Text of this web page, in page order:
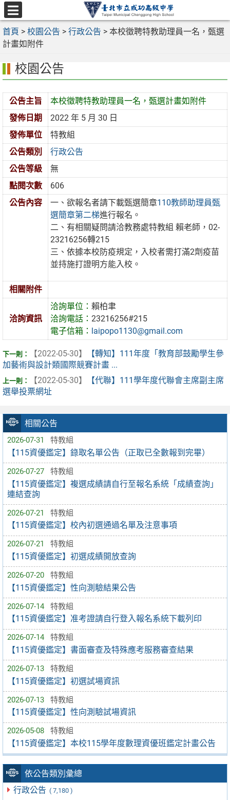
跳
至
主
要
區
選
單
首頁 > 校園公告 > 行政公告 > 本校徵聘特教助理員一名，甄選
計畫如附件
相關公告
2026-07-31 特教組
【115資優鑑定】錄取名單公告（正取已全數報到完畢）
2026-07-27 特教組
【115資優鑑定】複選成績請自行至報名系統「成績查詢」
連結查詢
2026-07-21 特教組
【115資優鑑定】校內初選通過名單及注意事項
2026-07-21 特教組
【115資優鑑定】初選成績開放查詢
2026-07-20 特教組
【115資優鑑定】性向測驗結果公告
2026-07-14 特教組
【115資優鑑定】准考證請自行登入報名系統下載列印
2026-07-14 特教組
【115資優鑑定】書面審查及特殊應考服務審查結果
2026-07-13 特教組
【115資優鑑定】初選試場資訊
2026-07-13 特教組
【115資優鑑定】性向測驗試場資訊
2026-05-08 特教組
【115資優鑑定】本校115學年度數理資優班鑑定計畫公告
依公告類別彙總
行政公告 ( 7,180 )
校園公告
公告主旨
本校徵聘特教助理員一名，甄選計畫如附件
發佈日期
2022 年 5 月 30 日
發佈單位
特教組
公告類別
行政公告
公告等級
無
點閱次數
606
公告內容
一、欲報名者請下載甄選簡章110教師助理員甄
選簡章第二梯進行報名。
二、有相關疑問請洽教務處特教組 賴老師，02-
23216256轉215
三、依據本校防疫規定，入校者需打滿2劑疫苗
並持施打證明方能入校。
相關附件
洽詢資訊
洽詢單位：賴柏聿
洽詢電話：23216256#215
電子信箱： laipopo1130@gmail.com
【2022-05-30】
【轉知】111年度「教育部鼓勵學生參
加藝術與設計類國際競賽計畫 ...
【2022-05-30】
【代聯】111學年度代聯會主席副主席
選舉投票網址